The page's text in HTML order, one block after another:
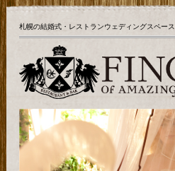
札幌の結婚式・レストランウェディングスペー